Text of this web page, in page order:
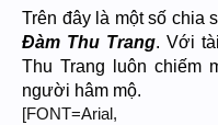
Trên đây là một số chia
Đàm Thu Trang. Với
Thu Trang luôn chiếm
người hâm mộ.